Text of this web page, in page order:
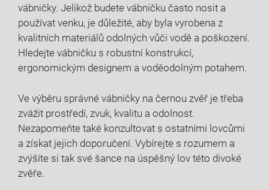
vábničky. Jelikož budete vábničku často nosit a
používat venku, je důležité, aby byla vyrobena z
kvalitních materiálů odolných vůči vodě a poškození.
Hledejte vábničku s robustní konstrukcí,
ergonomickým designem a voděodolným potahem.
Ve výběru správné vábničky na černou zvěř je třeba
zvážit prostředí, zvuk, kvalitu a odolnost.
Nezapomeňte také konzultovat s ostatními lovcůmi
a získat jejich doporučení. Vybírejte s rozumem a
zvýšíte si tak své šance na úspěšný lov této divoké
zvěře.